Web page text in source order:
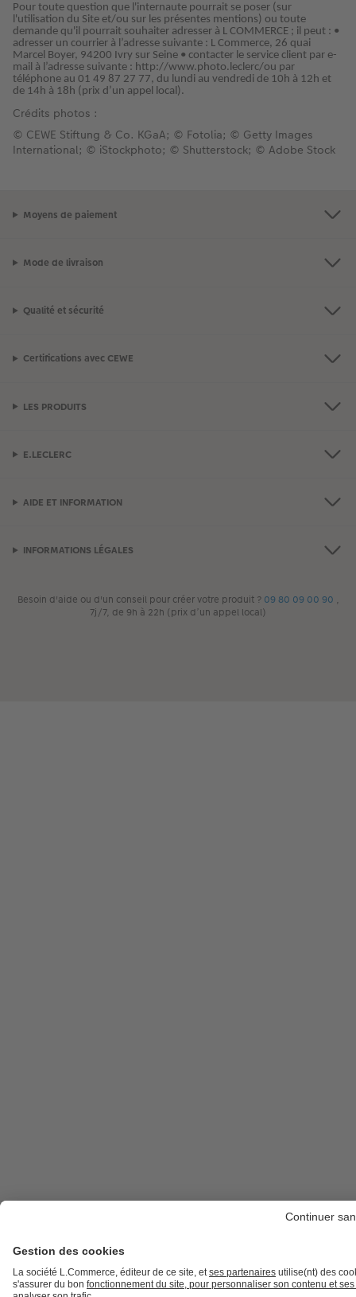
Pour toute question que l'internaute pourrait se poser (sur
l'utilisation du Site et/ou sur les présentes mentions) ou toute
demande qu'il pourrait souhaiter adresser à L COMMERCE ; il peut : •
adresser un courrier à l’adresse suivante : L Commerce, 26 quai
Marcel Boyer, 94200 Ivry sur Seine • contacter le service client par e-
mail à l’adresse suivante : http://www.photo.leclerc/ou par
téléphone au 01 49 87 27 77, du lundi au vendredi de 10h à 12h et
de 14h à 18h (prix d’un appel local).
Crédits photos :
© CEWE Stiftung & Co. KGaA; © Fotolia; © Getty Images
International; © iStockphoto; © Shutterstock; © Adobe Stock
Moyens de paiement
Mode de livraison
Qualité et sécurité
Certifications avec CEWE
LES PRODUITS
E.LECLERC
AIDE ET INFORMATION
INFORMATIONS LÉGALES
Besoin d'aide ou d'un conseil pour créer votre produit ? 09 80 09 00 90 ,
7j/7, de 9h à 22h (prix d’un appel local)